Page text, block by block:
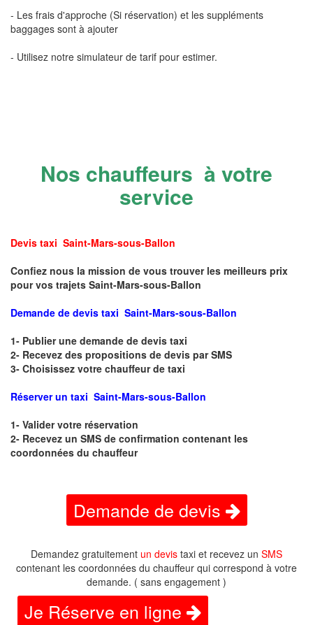
- Les frais d'approche (Si réservation) et les suppléments
baggages sont à ajouter
- Utilisez notre simulateur de tarif pour estimer.
Nos chauffeurs à votre
service
Devis taxi Saint-Mars-sous-Ballon
Confiez nous la mission de vous trouver les meilleurs prix
pour vos trajets Saint-Mars-sous-Ballon
Demande de devis taxi Saint-Mars-sous-Ballon
1- Publier une demande de devis taxi
2- Recevez des propositions de devis par SMS
3- Choisissez votre chauffeur de taxi
Réserver un taxi Saint-Mars-sous-Ballon
1- Valider votre réservation
2- Recevez un SMS de confirmation contenant les
coordonnées du chauffeur
Demande de devis
Demandez gratuitement un devis taxi et recevez un SMS
contenant les coordonnées du chauffeur qui correspond à votre
demande. ( sans engagement )
Je Réserve en ligne